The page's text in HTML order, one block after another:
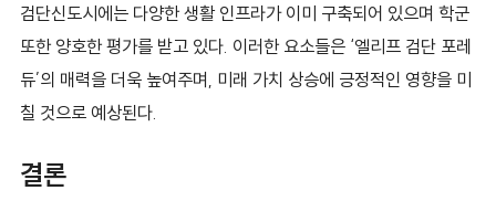
검단신도시에는 다양한 생활 인프라가 이미 구축되어 있으며 학군
또한 양호한 평가를 받고 있다. 이러한 요소들은 ‘엘리프 검단 포레
듀’의 매력을 더욱 높여주며, 미래 가치 상승에 긍정적인 영향을 미
칠 것으로 예상된다.
결론